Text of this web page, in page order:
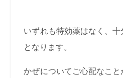
いずれも特効薬はなく、
となります。
かぜについてご心配なこ